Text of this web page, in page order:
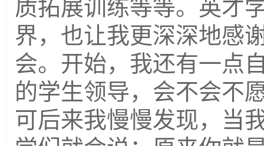
质拓展训练等等。英才
界，也让我更深深地感
会。开始，我还有一点
的学生领导，会不会不
可后来我慢慢发现，当